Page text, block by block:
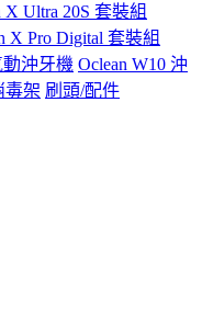
X Ultra 20S 套裝組
X Pro Digital 套裝組
動沖牙機 Oclean W10 沖
毒架 刷頭/配件